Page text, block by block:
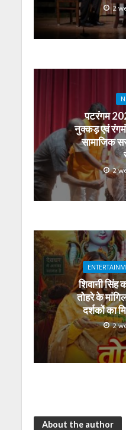
2
पटरंगम
नुक्कड़ एवं
सामाजिक
2
शिवानी सिंह
तोहरे के
दर्शकों का
2
About the author